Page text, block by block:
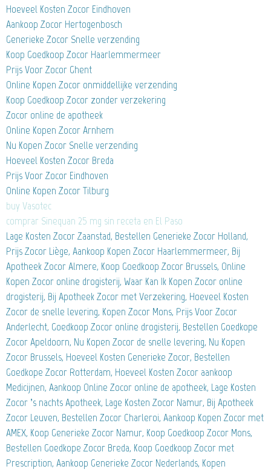
Hoeveel Kosten Zocor Eindhoven
Aankoop Zocor Hertogenbosch
Generieke Zocor Snelle verzending
Koop Goedkoop Zocor Haarlemmermeer
Prijs Voor Zocor Ghent
Online Kopen Zocor onmiddellijke verzending
Koop Goedkoop Zocor zonder verzekering
Zocor online de apotheek
Online Kopen Zocor Arnhem
Nu Kopen Zocor Snelle verzending
Hoeveel Kosten Zocor Breda
Prijs Voor Zocor Eindhoven
Online Kopen Zocor Tilburg
buy Vasotec
comprar Sinequan 25 mg sin receta en El Paso
Lage Kosten Zocor Zaanstad, Bestellen Generieke Zocor Holland,
Prijs Zocor Liège, Aankoop Kopen Zocor Haarlemmermeer, Bij
Apotheek Zocor Almere, Koop Goedkoop Zocor Brussels, Online
Kopen Zocor online drogisterij, Waar Kan Ik Kopen Zocor online
drogisterij, Bij Apotheek Zocor met Verzekering, Hoeveel Kosten
Zocor de snelle levering, Kopen Zocor Mons, Prijs Voor Zocor
Anderlecht, Goedkoop Zocor online drogisterij, Bestellen Goedkope
Zocor Apeldoorn, Nu Kopen Zocor de snelle levering, Nu Kopen
Zocor Brussels, Hoeveel Kosten Generieke Zocor, Bestellen
Goedkope Zocor Rotterdam, Hoeveel Kosten Zocor aankoop
Medicijnen, Aankoop Online Zocor online de apotheek, Lage Kosten
Zocor ’s nachts Apotheek, Lage Kosten Zocor Namur, Bij Apotheek
Zocor Leuven, Bestellen Zocor Charleroi, Aankoop Kopen Zocor met
AMEX, Koop Generieke Zocor Namur, Koop Goedkoop Zocor Mons,
Bestellen Goedkope Zocor Breda, Koop Goedkoop Zocor met
Prescription, Aankoop Generieke Zocor Nederlands, Kopen